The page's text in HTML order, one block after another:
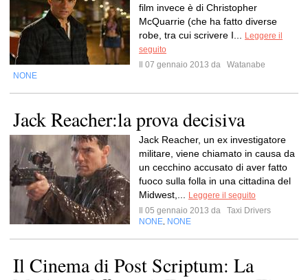
film invece è di Christopher
McQuarrie (che ha fatto diverse
robe, tra cui scrivere I...
Leggere il
seguito
Il 07 gennaio 2013 da
Watanabe
NONE
Jack Reacher:la prova decisiva
Jack Reacher, un ex investigatore
militare, viene chiamato in causa da
un cecchino accusato di aver fatto
fuoco sulla folla in una cittadina del
Midwest,...
Leggere il seguito
Il 05 gennaio 2013 da
Taxi Drivers
NONE NONE
Il Cinema di Post Scriptum: La